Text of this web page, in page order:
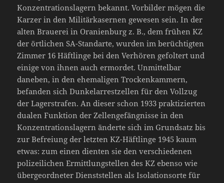
Konzentrationslagern bekannt. Vorbilder mögen die
Karzer in den Militärkasernen gewesen sein. In der
alten Brauerei in Oranienburg z. B., dem frühen KZ
der örtlichen SA-Standarte, wurden im berüchtigten
Zimmer 16 Häftlinge bei den Verhören gefoltert und
einige von ihnen auch ermordet. Unmittelbar
daneben, in den ehemaligen Trockenkammern,
befanden sich Dunkelarrestzellen für den Vollzug
der Lagerstrafen. An dieser schon 1933 praktizierten
dualen Funktion der Zellengefängnisse in den
Konzentrationslagern änderte sich im Grundsatz bis
zur Befreiung der letzten KZ-Häftlinge 1945 kaum
etwas: zum einen dienten sie den verschiedenen
polizeilichen Ermittlungstellen des KZ ebenso wie
übergeordneter Dienststellen als Isolationsorte für